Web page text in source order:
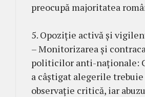
preocupă majoritatea
5. Opoziție activă și
– Monitorizarea și
politicilor anti-naționale:
a câștigat alegerile
observație critică, iar